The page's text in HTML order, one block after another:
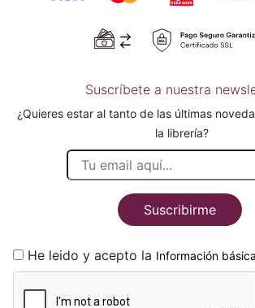
Suscríbete a nuestra
¿Quieres estar al tanto de las últimas
la librería?
Suscribirme
He leido y acepto la Información